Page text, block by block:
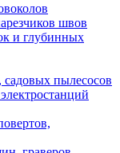
швов
и глубинных
садовых пылесосов